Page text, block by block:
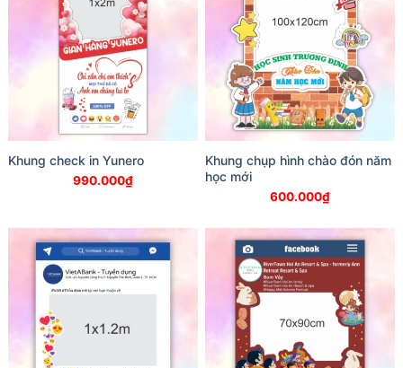
Khung check in Yunero
990.000₫
Khung chụp hình chào đón năm
học mới
600.000₫